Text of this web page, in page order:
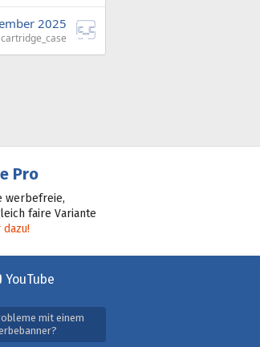
2025
cartridge_case
Pro
werbefreie,
faire Variante
dazu!
YouTube
mit einem